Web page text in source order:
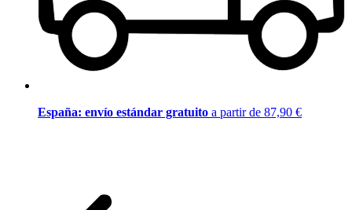
España: envío estándar gratuito a partir de 87,90 €